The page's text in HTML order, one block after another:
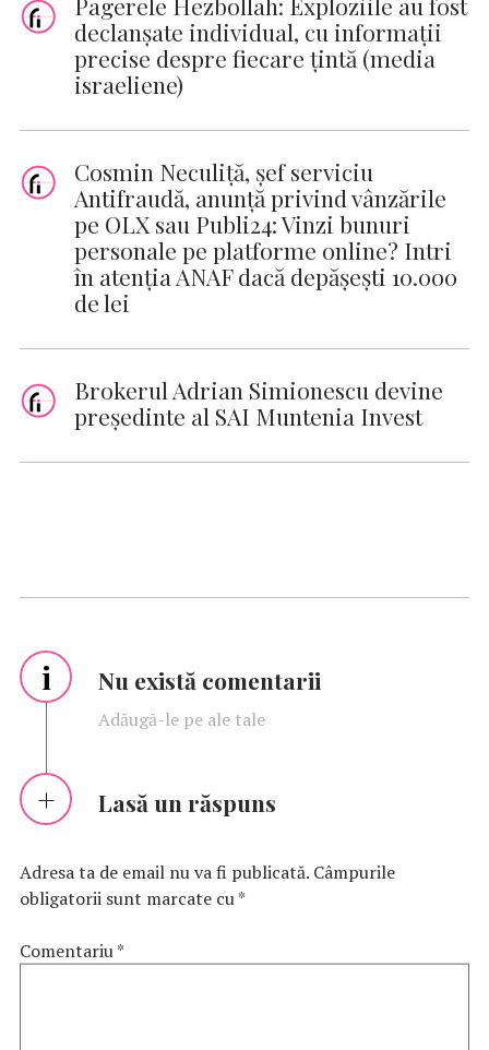
declanşate individual, cu informaţii
precise despre fiecare ţintă (media
israeliene)
Cosmin Neculiţă, şef serviciu
Antifraudă, anunţă privind vânzările
pe OLX sau Publi24: Vinzi bunuri
personale pe platforme online? Intri
în atenţia ANAF dacă depăşeşti 10.000
de lei
Brokerul Adrian Simionescu devine
președinte al SAI Muntenia Invest
i Nu există comentarii
Adăugă-le pe ale tale
Lasă un răspuns
Adresa ta de email nu va fi publicată. Câmpurile
obligatorii sunt marcate cu*
Comentariu*